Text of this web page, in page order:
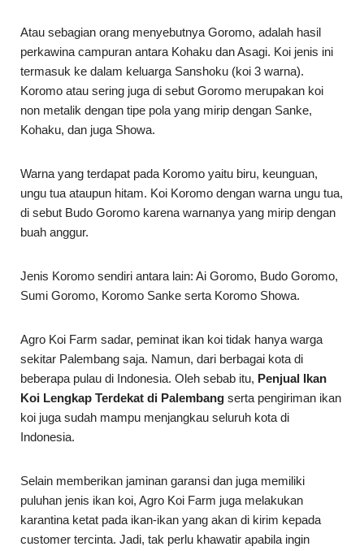
Atau sebagian orang menyebutnya Goromo, adalah hasil
perkawina campuran antara Kohaku dan Asagi. Koi jenis ini
termasuk ke dalam keluarga Sanshoku (koi 3 warna).
Koromo atau sering juga di sebut Goromo merupakan koi
non metalik dengan tipe pola yang mirip dengan Sanke,
Kohaku, dan juga Showa.
Warna yang terdapat pada Koromo yaitu biru, keunguan,
ungu tua ataupun hitam. Koi Koromo dengan warna ungu tua,
di sebut Budo Goromo karena warnanya yang mirip dengan
buah anggur.
Jenis Koromo sendiri antara lain: Ai Goromo, Budo Goromo,
Sumi Goromo, Koromo Sanke serta Koromo Showa.
Agro Koi Farm sadar, peminat ikan koi tidak hanya warga
sekitar Palembang saja. Namun, dari berbagai kota di
beberapa pulau di Indonesia. Oleh sebab itu, Penjual Ikan
Koi Lengkap Terdekat di Palembang serta pengiriman ikan
koi juga sudah mampu menjangkau seluruh kota di
Indonesia.
Selain memberikan jaminan garansi dan juga memiliki
puluhan jenis ikan koi, Agro Koi Farm juga melakukan
karantina ketat pada ikan-ikan yang akan di kirim kepada
customer tercinta. Jadi, tak perlu khawatir apabila ingin